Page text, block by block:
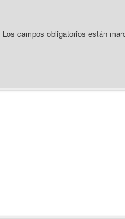
Los campos obligatorios están